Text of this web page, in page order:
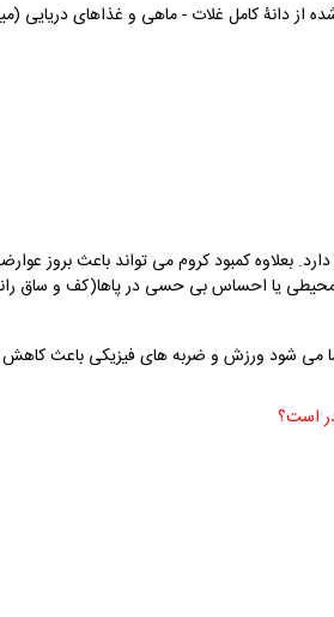
از دانۀ کامل غلات - ماهی و غذاهای دریایی
بعلاوه کمبود کروم می تواند باعث بروز
محیطی یا احساس بی حسی در پاها(کف و ساق
می شود ورزش و ضربه های فیزیکی باعث